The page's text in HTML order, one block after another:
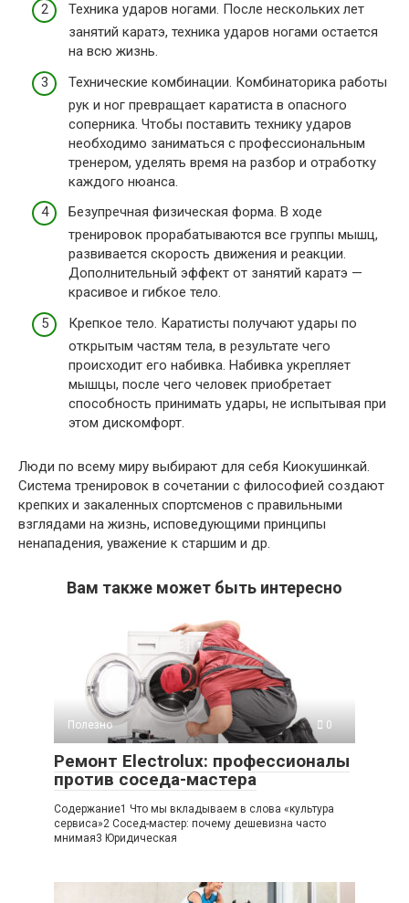
Техника ударов ногами. После нескольких лет
занятий каратэ, техника ударов ногами остается
на всю жизнь.
Технические комбинации. Комбинаторика работы
рук и ног превращает каратиста в опасного
соперника. Чтобы поставить технику ударов
необходимо заниматься с профессиональным
тренером, уделять время на разбор и отработку
каждого нюанса.
Безупречная физическая форма. В ходе
тренировок прорабатываются все группы мышц,
развивается скорость движения и реакции.
Дополнительный эффект от занятий каратэ —
красивое и гибкое тело.
Крепкое тело. Каратисты получают удары по
открытым частям тела, в результате чего
происходит его набивка. Набивка укрепляет
мышцы, после чего человек приобретает
способность принимать удары, не испытывая при
этом дискомфорт.
Люди по всему миру выбирают для себя Киокушинкай.
Система тренировок в сочетании с философией создают
крепких и закаленных спортсменов с правильными
взглядами на жизнь, исповедующими принципы
ненападения, уважение к старшим и др.
Вам также может быть интересно
Полезно 0
Ремонт Electrolux: профессионалы
против соседа-мастера
Содержание1 Что мы вкладываем в слова «культура
сервиса»2 Сосед-мастер: почему дешевизна часто
мнимая3 Юридическая